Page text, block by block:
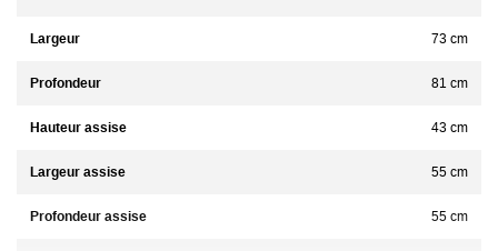
Largeur 73 cm
Profondeur 81 cm
Hauteur assise 43 cm
Largeur assise 55 cm
Profondeur assise 55 cm